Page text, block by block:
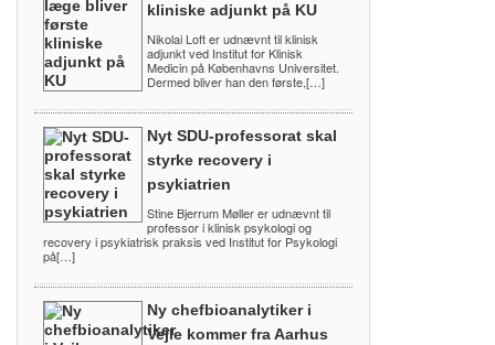
kliniske adjunkt på KU
Nikolai Loft er udnævnt til klinisk
adjunkt ved Institut for Klinisk
Medicin på Københavns Universitet.
Dermed bliver han den første,[…]
Nyt SDU-professorat skal
styrke recovery i
psykiatrien
Stine Bjerrum Møller er udnævnt til
professor i klinisk psykologi og
recovery i psykiatrisk praksis ved Institut for Psykologi
på[…]
Ny chefbioanalytiker i
Vejle kommer fra Aarhus